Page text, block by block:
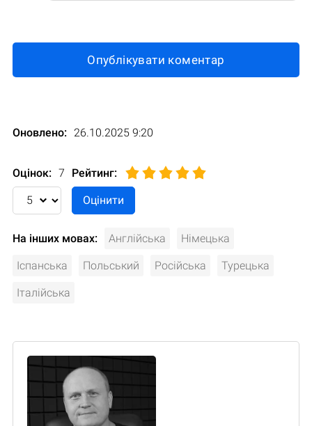
Опублікувати коментар
Оновлено: 26.10.2025 9:20
Оцінок: 7 Рейтинг:
На інших мовах: Англійська Німецька
Іспанська Польський Російська Турецька
Італійська